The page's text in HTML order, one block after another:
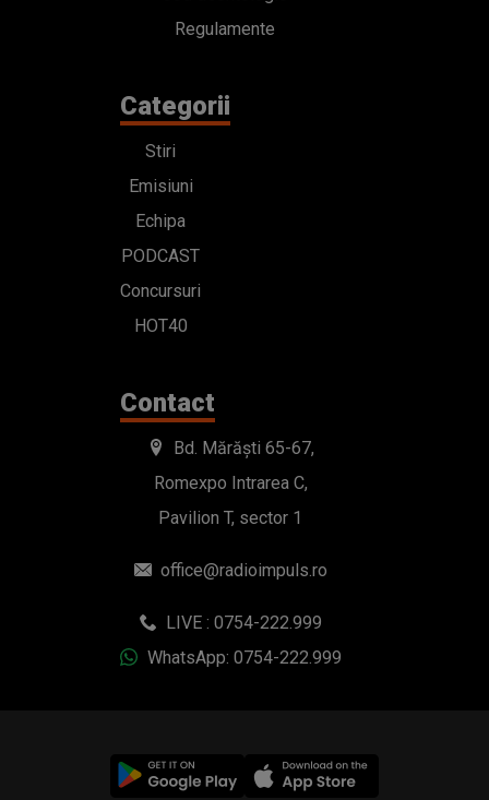
Regulamente
Categorii
Stiri
Emisiuni
Echipa
PODCAST
Concursuri
HOT40
Contact
Bd. Mărăști 65-67,
Romexpo Intrarea C,
Pavilion T, sector 1
office@radioimpuls.ro
LIVE : 0754-222.999
WhatsApp: 0754-222.999